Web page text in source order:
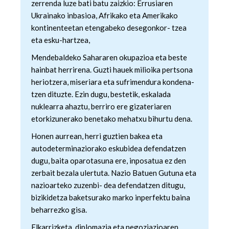
datuen atalean. Edozein unetan alda edo ken dezakezu
zure baimena Cookieen adierazpenean.
Webgune honek cookie propioak eta hirugarrenen cookie-
fitxategiak erabiltzen ditu. Zure esperientzia eta
zerbitzuak hobetzeko asmoz, cookie teknologiaz
baliatzen gara. Ohar hau onartuz gero, teknologia hori
erabiltzeko baimen esplizitua ematen diguzu.
irakurri
zerrenda luze bati batu zaizkio: Errusiaren
Ukrainako inbasioa, Afrikako eta Amerikako
kontinenteetan etengabeko desegonkor- tzea
eta esku-hartzea,
Mendebaldeko Sahararen okupazioa eta beste
hainbat herrirena. Guzti hauek milioika pertsona
heriotzera, miseriara eta sufrimendura kondena-
tzen dituzte. Ezin dugu, bestetik, eskalada
nuklearra ahaztu, berriro ere gizateriaren
etorkizunerako benetako mehatxu bihurtu dena.
Honen aurrean, herri guztien bakea eta
autodeterminaziorako eskubidea defendatzen
dugu, baita oparotasuna ere, inposatua ez den
zerbait bezala ulertuta. Nazio Batuen Gutuna eta
nazioarteko zuzenbi- dea defendatzen ditugu,
bizikidetza baketsurako marko inperfektu baina
beharrezko gisa.